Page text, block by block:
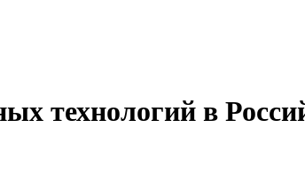
технологий в